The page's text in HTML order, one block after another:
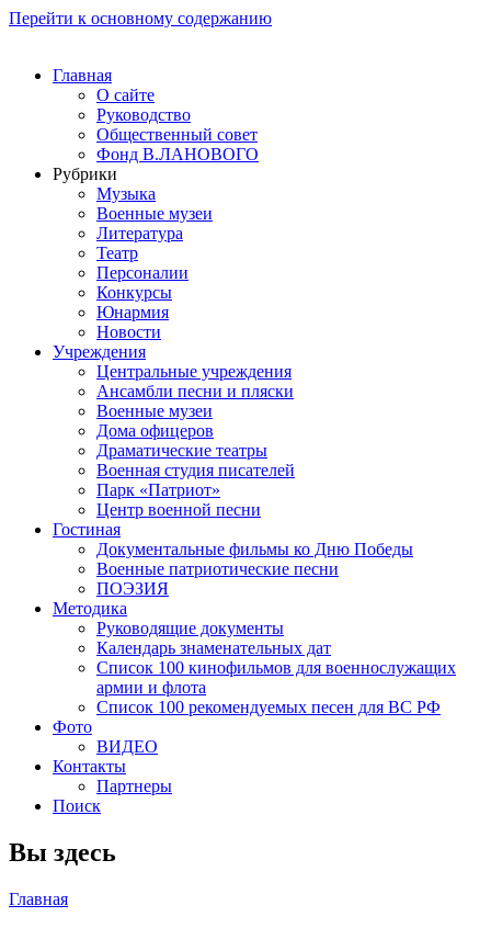
Перейти к основному содержанию
Главная
О сайте
Руководство
Общественный совет
Фонд В.ЛАНОВОГО
Рубрики
Музыка
Военные музеи
Литература
Театр
Персоналии
Конкурсы
Юнармия
Новости
Учреждения
Центральные учреждения
Ансамбли песни и пляски
Военные музеи
Дома офицеров
Драматические театры
Военная студия писателей
Парк «Патриот»
Центр военной песни
Гостиная
Документальные фильмы ко Дню Победы
Военные патриотические песни
ПОЭЗИЯ
Методика
Руководящие документы
Календарь знаменательных дат
Список 100 кинофильмов для военнослужащих
армии и флота
Список 100 рекомендуемых песен для ВС РФ
Фото
ВИДЕО
Контакты
Партнеры
Поиск
Вы здесь
Главная